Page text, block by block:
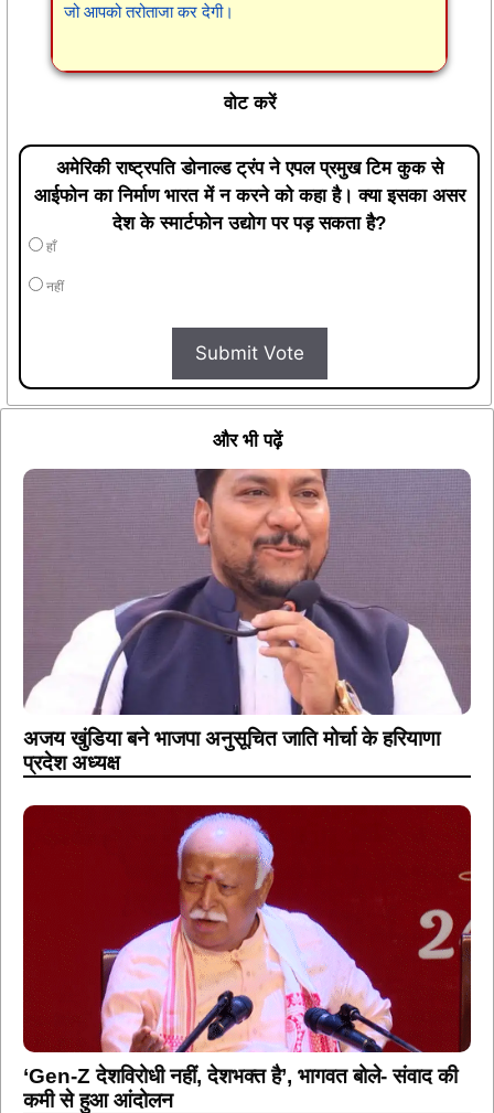
जो आपको तरोताजा कर देगी।
वोट करें
अमेरिकी राष्ट्रपति डोनाल्ड ट्रंप ने एपल प्रमुख टिम कुक से
आईफोन का निर्माण भारत में न करने को कहा है। क्या इसका असर
देश के स्मार्टफोन उद्योग पर पड़ सकता है?
हाँ
नहीं
Submit Vote
और भी पढ़ें
अजय खुंडिया बने भाजपा अनुसूचित जाति मोर्चा के हरियाणा
प्रदेश अध्यक्ष
‘Gen-Z देशविरोधी नहीं, देशभक्त है’, भागवत बोले- संवाद की
कमी से हुआ आंदोलन